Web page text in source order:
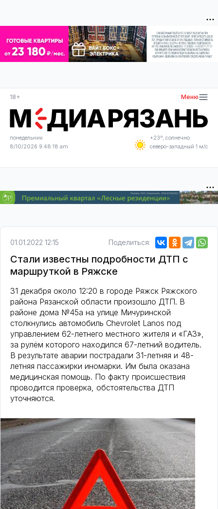
18+ Меню
понедельник
8/10/2026 9:48:18 am
+23°, солнечно
северо-западный 1 м/с
01.01.2022 12:15 Поделиться:
Стали известны подробности ДТП с
маршруткой в Ряжске
31 декабря около 12:20 в городе Ряжск Ряжского
района Рязанской области произошло ДТП. В
районе дома №45а на улице Мичуринской
столкнулись автомобиль Chevrolet Lanos под
управлением 62-летнего местного жителя и «ГАЗ»,
за рулём которого находился 67-летний водитель.
В результате аварии пострадали 31-летняя и 48-
летняя пассажирки иномарки. Им была оказана
медицинская помощь. По факту происшествия
проводится проверка, обстоятельства ДТП
уточняются.